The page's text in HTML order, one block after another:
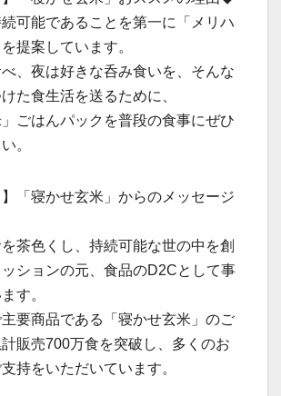
続可能であることを第一に「メリハ
提案しています。
、夜は好きな呑み食いを、そんな
た食生活を送るために、
」ごはんパックを普段の食事にぜひ
。
「寝かせ玄米」からのメッセージ
を茶色くし、持続可能な世の中を創
ションの元、食品のD2Cとして事
す。
要商品である「寝かせ玄米」のご
販売700万食を突破し、多くのお
持をいただいています。